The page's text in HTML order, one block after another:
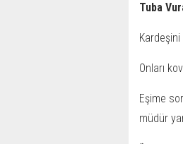
Tuba
Onları
Eşime
müdür